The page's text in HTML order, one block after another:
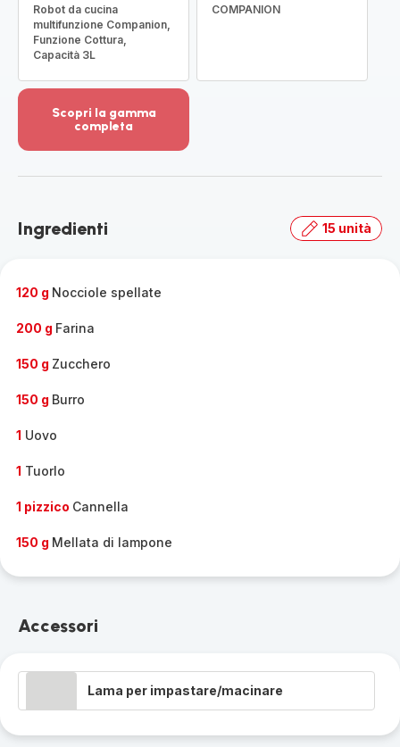
Robot da cucina
multifunzione Companion,
Funzione Cottura,
Capacità 3L
COMPANION
Scopri la gamma
completa
dettagli
la
Ingredienti 15 unità
120 g Nocciole spellate
200 g Farina
150 g Zucchero
150 g Burro
1 Uovo
1 Tuorlo
1 pizzico Cannella
150 g Mellata di lampone
Accessori
Lama per impastare/macinare